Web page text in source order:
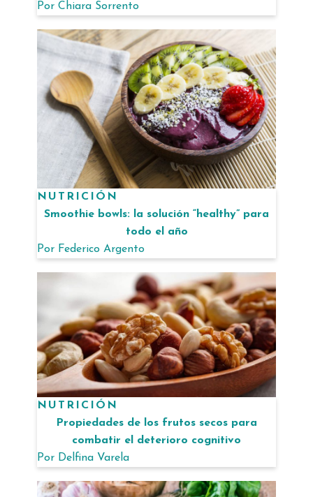
Por Chiara Sorrento
NUTRICIÓN
Smoothie bowls: la solución “healthy” para
todo el año
Por Federico Argento
NUTRICIÓN
Propiedades de los frutos secos para
combatir el deterioro cognitivo
Por Delfina Varela